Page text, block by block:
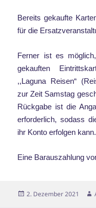
Bereits gekaufte
für die
Ferner ist es
gekauften
,,Laguna Reisen“
zur Zeit Samstag
Rückgabe ist die
erforderlich, sodass
ihr Konto erfolgen kann.
Eine Barauszahlung
Veröffentlicht
2. Dezember 2021